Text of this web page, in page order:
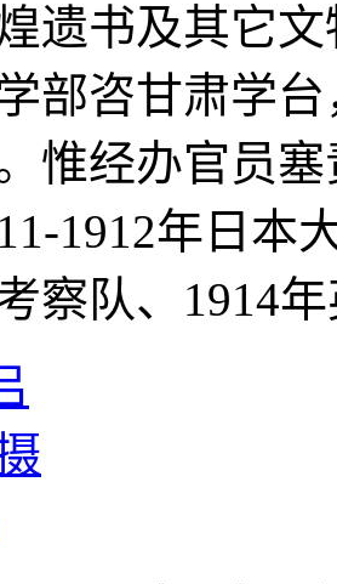
遗书及其它
部咨甘肃学
惟经办官员
1912年日本
察队、1914